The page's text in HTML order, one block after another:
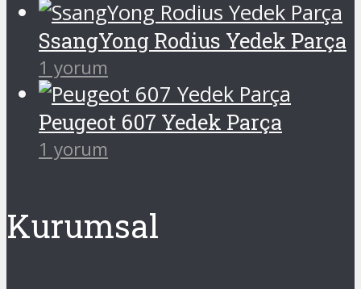
SsangYong Rodius Yedek Parça
1 yorum
Peugeot 607 Yedek Parça
1 yorum
Kurumsal